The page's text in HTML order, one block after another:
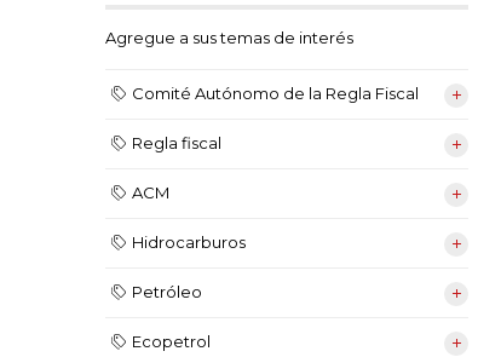
Agregue a sus temas de interés
Comité Autónomo de la Regla Fiscal
Regla fiscal
ACM
Hidrocarburos
Petróleo
Ecopetrol